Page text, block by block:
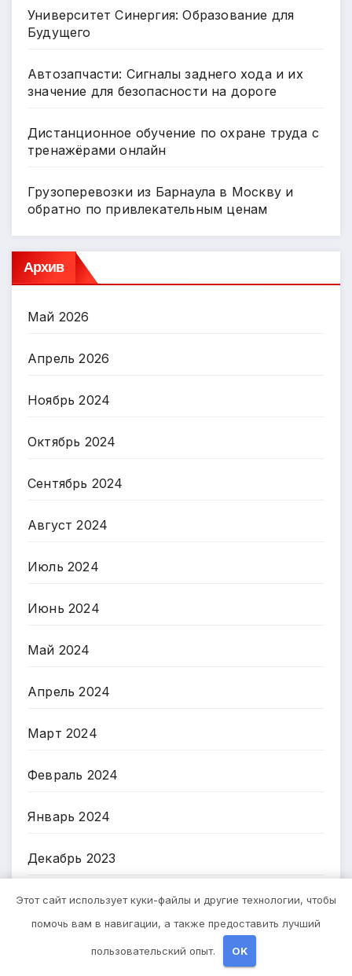
Университет Синергия: Образование для
Будущего
Автозапчасти: Сигналы заднего хода и их
значение для безопасности на дороге
Дистанционное обучение по охране труда с
тренажёрами онлайн
Грузоперевозки из Барнаула в Москву и
обратно по привлекательным ценам
Архив
Май 2026
Апрель 2026
Ноябрь 2024
Октябрь 2024
Сентябрь 2024
Август 2024
Июль 2024
Июнь 2024
Май 2024
Апрель 2024
Март 2024
Февраль 2024
Январь 2024
Декабрь 2023
Октябрь 2023
Этот сайт использует куки-файлы и другие технологии, чтобы
помочь вам в навигации, а также предоставить лучший
пользовательский опыт. OK